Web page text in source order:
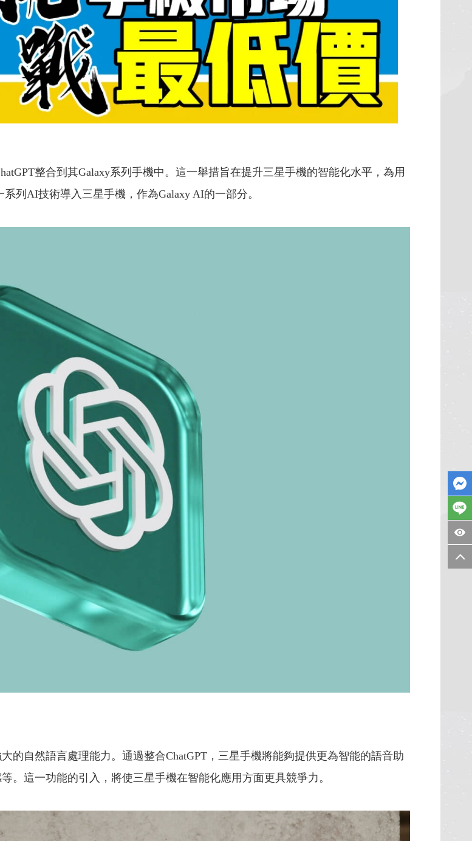
整合到其Galaxy系列手機中。這一舉措旨在提升三星手機的智能化水平，為用
列AI技術導入三星手機，作為Galaxy AI的一部分。
的自然語言處理能力。通過整合ChatGPT，三星手機將能夠提供更為智能的語音助
。這一功能的引入，將使三星手機在智能化應用方面更具競爭力。